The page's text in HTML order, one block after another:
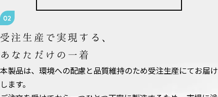
受注生産で実現する、
あなただけの一着
本製品は、環境への配慮と品質維持のため受注生産にてお届け
します。